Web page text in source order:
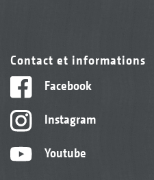
Contact et informations
Facebook
Instagram
Youtube